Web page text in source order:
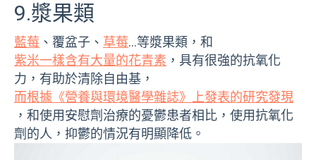
9.漿果類
藍莓 、覆盆子、 草莓…等漿果類，和
紫米一樣含有大量的花青素 ，具有很強的抗氧化
力，有助於清除自由基，
而根據《營養與環境醫學雜誌》上發表的研究發現
，和使用安慰劑治療的憂鬱患者相比，使用抗氧化
劑的人，抑鬱的情況有明顯降低。